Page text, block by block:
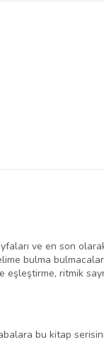
ve en son
bulma
ritmik
bu kitap